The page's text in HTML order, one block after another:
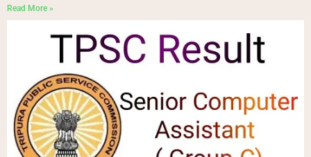
Read More »